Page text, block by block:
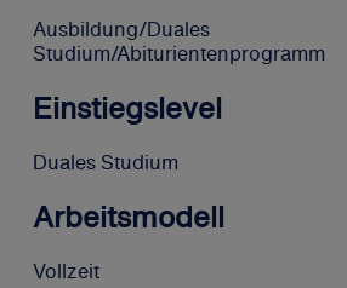
Ausbildung/Duales
Studium/Abiturientenprogramm
Einstiegslevel
Duales Studium
Arbeitsmodell
Vollzeit